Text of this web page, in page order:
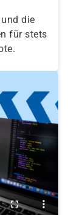
die
für stets